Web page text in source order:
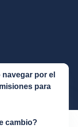
por el
para
cambio?